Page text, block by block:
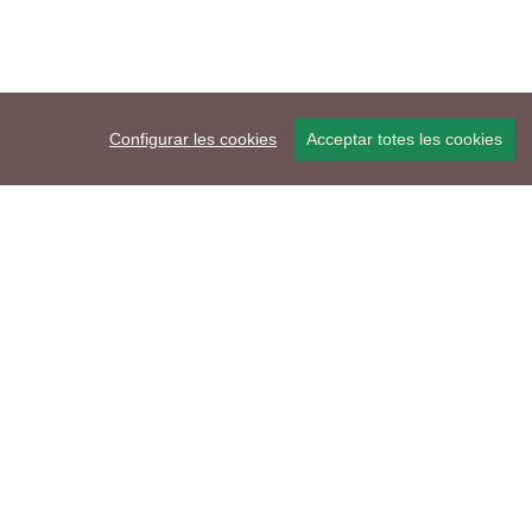
Configurar les cookies Acceptar totes les cookies